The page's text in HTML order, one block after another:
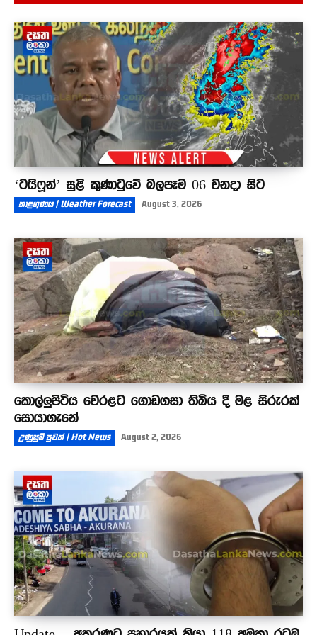
පණිවිඩයක් - ඉතා ඉක්මනින් රස පරීක්ෂණ වාර්තා
දෙනවා
04:27
‘ටයිෆූන්’ සුළි කුණාටුවේ බලපෑම 06 වනදා සිට
කාළගුණය | Weather Forecast August 3, 2026
කොල්ලුපිටිය වෙරළට ගොඩගසා තිබිය දී මළ සිරුරක්
සොයාගැනේ
උණුසුම් පුවත් | Hot News August 2, 2026